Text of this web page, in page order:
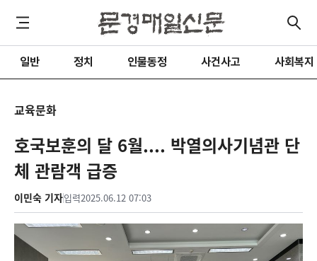
일반 정치 인물동정 사건사고 사회복지
교육문화
호국보훈의 달 6월.... 박열의사기념관 단
체 관람객 급증
이민숙 기자입력2025.06.12 07:03